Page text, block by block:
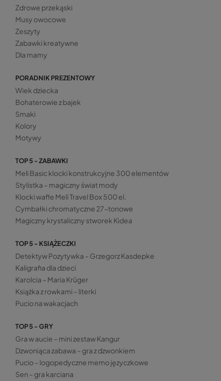
Zdrowe przekąski
Musy owocowe
Zeszyty
Zabawki kreatywne
Dla mamy
PORADNIK PREZENTOWY
Wiek dziecka
Bohaterowie z bajek
Smaki
Kolory
Motywy
TOP 5 - ZABAWKI
Meli Basic klocki konstrukcyjne 300 elementów
Stylistka – magiczny świat mody
Klocki wafle Meli Travel Box 500 el.
Cymbałki chromatyczne 27-tonowe
Magiczny krystaliczny stworek Kidea
TOP 5 - KSIĄŻECZKI
Detektyw Pozytywka – Grzegorz Kasdepke
Kaligrafia dla dzieci
Karolcia – Maria Krüger
Książka z rowkami – literki
Pucio na wakacjach
TOP 5 - GRY
Gra w aucie – mini zestaw Kangur
Dzwoniąca zabawa – gra z dzwonkiem
Pucio – logopedyczne memo języczkowe
Sen – gra karciana